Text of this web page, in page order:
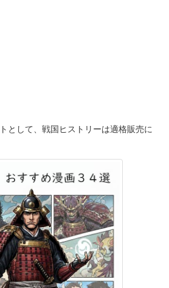
として、戦国ヒストリーは適格販売に